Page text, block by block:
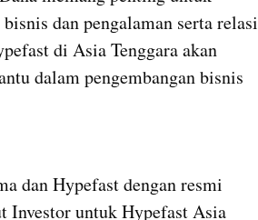
dan pengalaman serta relasi
di Asia Tenggara akan
dalam pengembangan bisnis
dan Hypefast dengan resmi
Investor untuk Hypefast Asia